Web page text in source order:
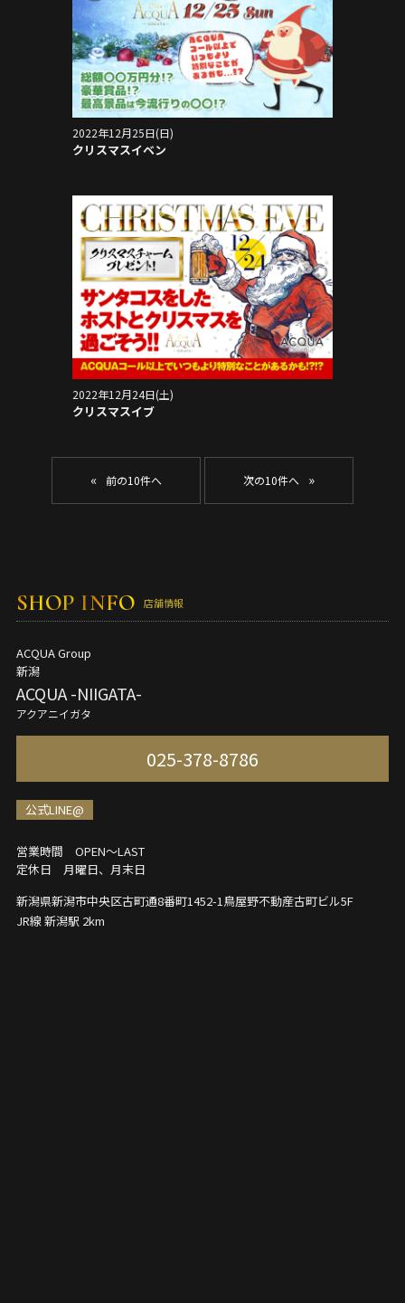
2022年12月25日(日)
クリスマスイベン
2022年12月24日(土)
クリスマスイブ
« »
SHOP INFO 店舗情報
ACQUA Group
新潟
ACQUA -NIIGATA-
アクアニイガタ
025-378-8786
公式LINE@
営業時間 OPEN～LAST
定休日 月曜日、月末日
新潟県新潟市中央区古町通8番町1452-1鳥屋野不動産古町ビル5F
JR線 新潟駅 2km